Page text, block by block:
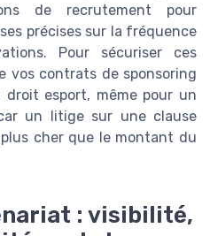
de recrutement pour
précises sur la fréquence
Pour sécuriser ces
vos contrats de sponsoring
esport, même pour un
un litige sur une clause
cher que le montant du
: visibilité,